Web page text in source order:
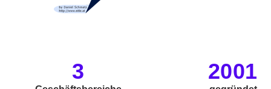
3 2001